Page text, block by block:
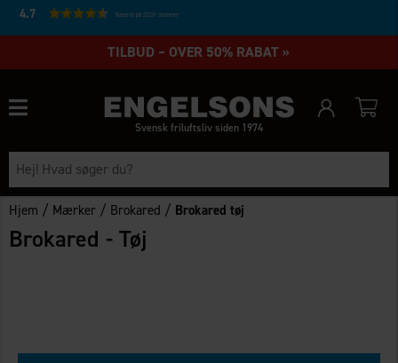
4.7 Baseret på 27231 stemmer
TILBUD – OVER 50% RABAT »
Svensk friluftsliv siden 1974
Hjem / Mærker / Brokared / Brokared tøj
Brokared - Tøj